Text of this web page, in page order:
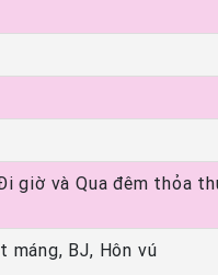
giờ và Qua đêm thỏa
máng, BJ, Hôn vú